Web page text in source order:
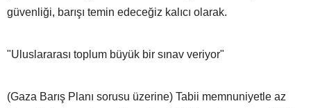
güvenliği, barışı temin edeceğiz kalıcı olarak.
"Uluslararası toplum büyük bir sınav veriyor"
(Gaza Barış Planı sorusu üzerine) Tabii memnuniyetle az